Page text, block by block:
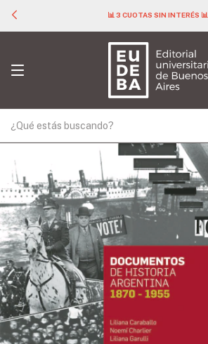
📊 3 CUOTAS SIN INTERÉS 📊